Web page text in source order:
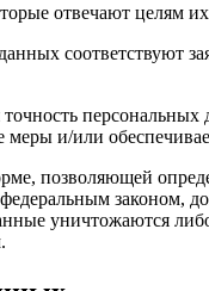
отвечают целям
соответствуют
и/или
позволяющей
законом,
уничтожаются